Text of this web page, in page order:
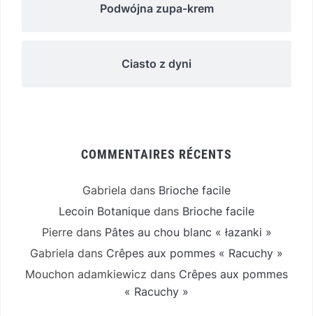
Podwójna zupa-krem
Ciasto z dyni
COMMENTAIRES RÉCENTS
Gabriela dans Brioche facile
Lecoin Botanique dans Brioche facile
Pierredans Pâtes au chou blanc « łazanki »
Gabriela dans Crêpes aux pommes « Racuchy »
Mouchon adamkiewicz dans Crêpes aux pommes
« Racuchy »